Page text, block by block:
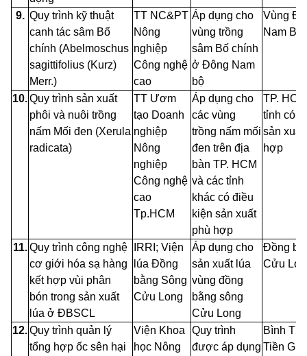
9. Quy trình kỹ thuật
canh tác sâm Bố
chính (Abelmoschus
sagittifolius (Kurz)
Merr.)
TT NC&PT
Nông
nghiệp
Công nghệ
cao
Áp dụng cho
vùng trồng
sâm Bố chính
ở Đông Nam
bộ
Vùng
Nam Bộ
10.Quy trình sản xuất
phôi và nuôi trồng
nấm Mối đen (Xerula
radicata)
TT Ươm
tạo Doanh
nghiệp
Nông
nghiệp
Công nghệ
cao
Tp.HCM
Áp dụng cho
các vùng
trồng nấm mối
đen trên địa
bàn TP. HCM
và các tỉnh
khác có điều
kiện sản xuất
phù hợp
TP.
tỉnh có
sản xuất
hợp
11. Quy trình công nghệ
cơ giới hóa sạ hàng
kết hợp vùi phân
bón trong sản xuất
lúa ở ĐBSCL
IRRI; Viện
lúa Đồng
bằng Sông
Cửu Long
Áp dụng cho
sản xuất lúa
vùng đồng
bằng sông
Cửu Long
Đồng
Cửu
12.Quy trình quản lý
tổng hợp ốc sên hại
Viện Khoa
học Nông
Quy trình
được áp dụng
Bình
Tiền